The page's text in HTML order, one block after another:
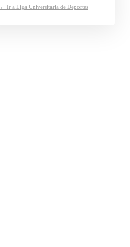
← Ir a Liga Universitaria de Deportes